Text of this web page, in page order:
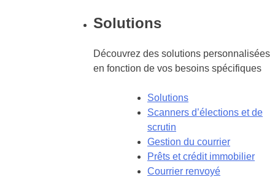
Solutions
Découvrez des solutions personnalisées
en fonction de vos besoins spécifiques
Solutions
Scanners d’élections et de
scrutin
Gestion du courrier
Prêts et crédit immobilier
Courrier renvoyé